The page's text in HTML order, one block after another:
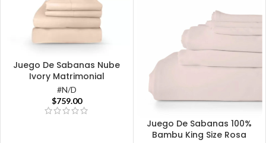
Juego De Sabanas Nube
Ivory Matrimonial
#N/D
$759.00
Juego De Sabanas 100%
Bambu King Size Rosa